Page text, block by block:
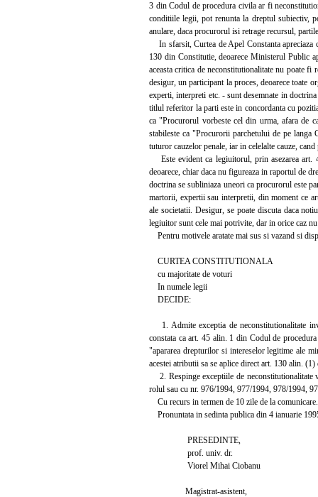
3 din Codul de procedura civila ar fi
conditiile legii, pot renunta la dreptul subiectiv,
anulare, daca procurorul isi retrage recursul,
In sfarsit, Curtea de Apel Constanta
130 din Constitutie, deoarece Ministerul Public
aceasta critica de neconstitutionalitate nu poate
desigur, un participant la proces, deoarece toate
experti, interpreti etc. - sunt desemnate in
titlul referitor la parti este in concordanta cu
ca "Procurorul vorbeste cel din urma, afara de
stabileste ca "Procurorii parchetului de pe
tuturor cauzelor penale, iar in celelalte cauze,
Este evident ca legiuitorul, prin asezarea art.
deoarece, chiar daca nu figureaza in raportul de
doctrina se subliniaza uneori ca procurorul este
martorii, expertii sau interpretii, din moment ce
ale societatii. Desigur, se poate discuta daca
legiuitor sunt cele mai potrivite, dar in orice caz
Pentru motivele aratate mai sus si vazand si
CURTEA CONSTITUTIONALA
cu majoritate de voturi
In numele legii
DECIDE:
1. Admite exceptia de neconstitutionalitate
constata ca art. 45 alin. 1 din Codul de
"apararea drepturilor si intereselor legitime ale
acestei atributii sa se aplice direct art. 130 alin.
2. Respinge exceptiile de neconstitutionalitate
rolul sau cu nr. 976/1994, 977/1994, 978/1994,
Cu recurs in termen de 10 zile de la comunicare.
Pronuntata in sedinta publica din 4 ianuarie
PRESEDINTE,
prof. univ. dr.
Viorel Mihai Ciobanu
Magistrat-asistent,